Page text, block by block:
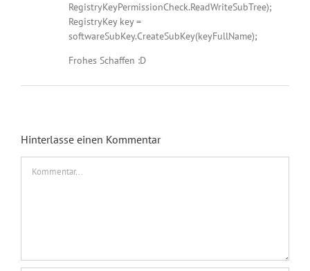
RegistryKeyPermissionCheck.ReadWriteSubTree);
RegistryKey key =
softwareSubKey.CreateSubKey(keyFullName);
Frohes Schaffen :D
Hinterlasse einen Kommentar